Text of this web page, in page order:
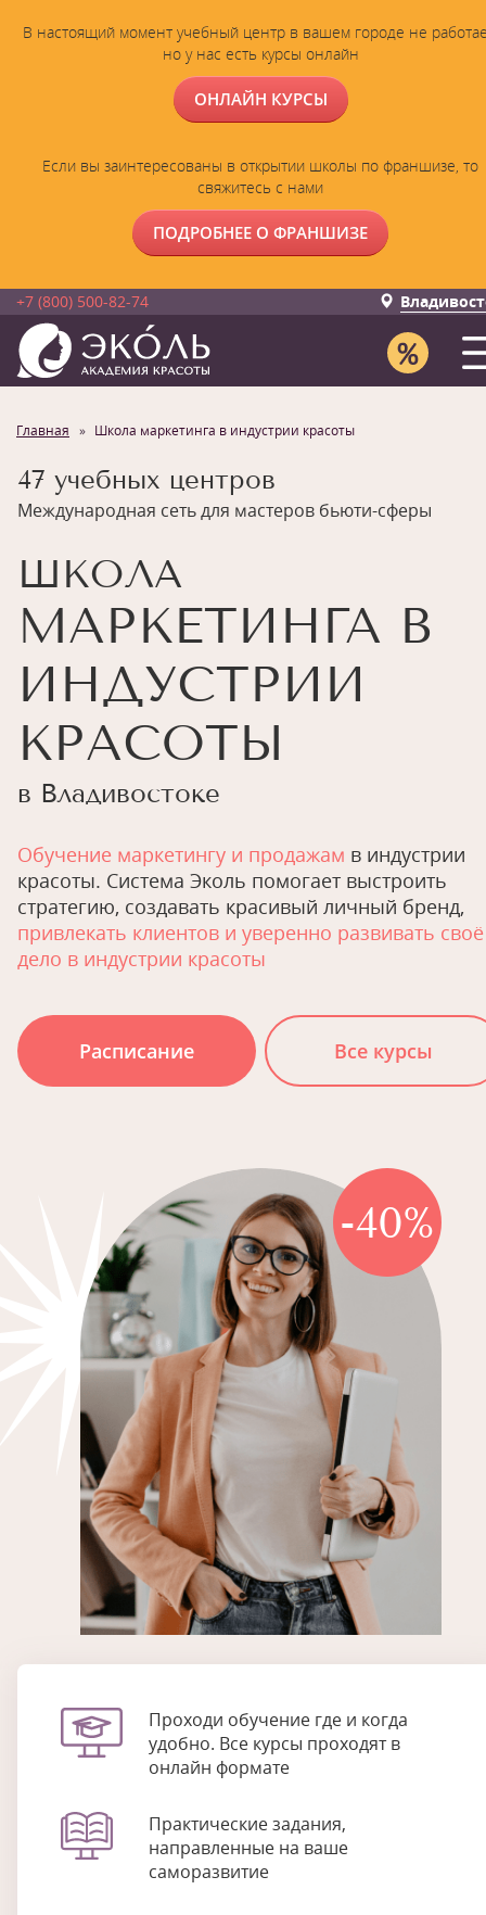
В настоящий момент учебный центр в вашем городе не
но у нас есть курсы онлайн
ОНЛАЙН КУРСЫ
Если вы заинтересованы в открытии школы по франшизе, то
свяжитесь с нами
ПОДРОБНЕЕ О ФРАНШИЗЕ
+7 (800) 500-82-74
Главная Школа маркетинга в индустрии красоты
47 учебных центров
Международная сеть для мастеров бьюти-сферы
ШКОЛА
МАРКЕТИНГА В
ИНДУСТРИИ
КРАСОТЫ
в Владивостоке
Обучение маркетингу и продажам в индустрии
красоты. Система Эколь помогает выстроить
стратегию, создавать красивый личный бренд,
привлекать клиентов и уверенно развивать своё
дело в индустрии красоты
Расписание Все курсы
-40%
Проходи обучение где и когда
удобно. Все курсы проходят в
онлайн формате
Практические задания,
направленные на ваше
саморазвитие